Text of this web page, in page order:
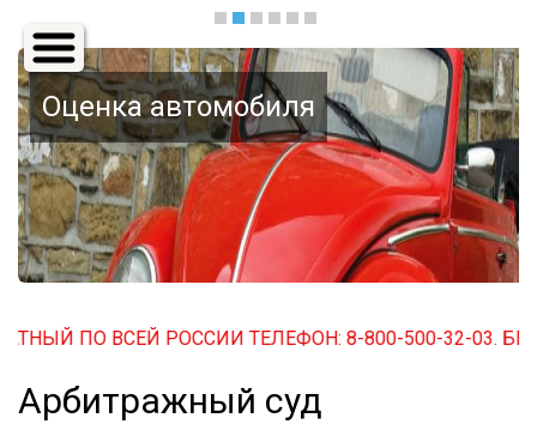
Основная
навигация
Оценка автомобиля
ПО ВСЕЙ РОССИИ ТЕЛЕФОН: 8-800-500-32-03.
Арбитражный суд